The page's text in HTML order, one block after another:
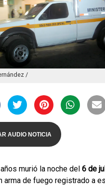
/
AUDIO NOTICIA
murió la noche del6 de
arma de fuego registrado a